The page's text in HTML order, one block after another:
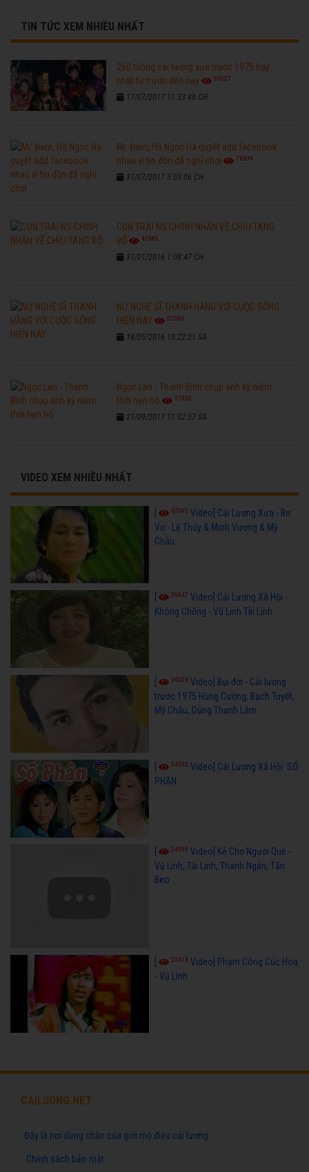
TIN TỨC XEM NHIỀU NHẤT
260 tuồng cải lương xưa trước 1975 hay
nhất từ trước đến nay
96221
17/07/2017 11:33:48 CH
Mr. Đàm, Hồ Ngọc Hà quyết add facebook
nhau vì tin đồn đã nghỉ chơi
76309
31/07/2017 5:03:06 CH
CON TRAI NS CHINH NHẪN VỀ CHỊU TANG
BỐ
42985
31/01/2016 1:08:47 CH
NỮ NGHỆ SĨ THANH HẰNG VỚI CUỘC SỐNG
HIỆN NAY
32583
18/05/2016 10:22:21 SA
Ngọc Lan - Thanh Bình chụp ảnh kỷ niệm
thời hẹn hò
17828
21/09/2017 11:02:37 SA
VIDEO XEM NHIỀU NHẤT
[ 67095 Video] Cải Lương Xưa - Bơ
Vơ - Lệ Thủy & Minh Vương & Mỹ
Châu
50847 Video] Cải Lương Xã Hội -
Không Chồng - Vũ Linh Tài Linh
36026 Video] Bụi đời - Cải lương
trước 1975 Hùng Cường, Bạch Tuyết,
Mỹ Châu, Dũng Thanh Lâm
34592 Video] Cải Lương Xã Hội: SỐ
PHẬN
24595 Video] Kẻ Chợ Người Quê -
Vũ Linh, Tài Linh, Thanh Ngân, Tấn
Beo
23613 Video] Phạm Công Cúc Hoa
- Vũ Linh
CAILUONG.NET
Đây là nơi dừng chân của giới mộ điệu cải lương
Chính sách bảo mật